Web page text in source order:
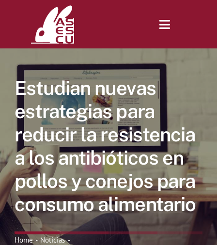
Toggle
Inicio
Revista
Tienda
Lonjas
Symposiums
Noticias
Estudian nuevas
estrategias para
reducir la resistencia
a los antibióticos en
pollos y conejos para
consumo alimentario
Home
Noticias